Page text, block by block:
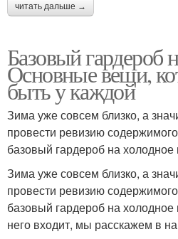
читать дальше →
Базовый гардероб
Основные вещи,
быть у каждой
Зима уже совсем близко, а
провести ревизию
базовый гардероб на холодное
Зима уже совсем близко, а
провести ревизию
базовый гардероб на
него входит, мы расскажем в